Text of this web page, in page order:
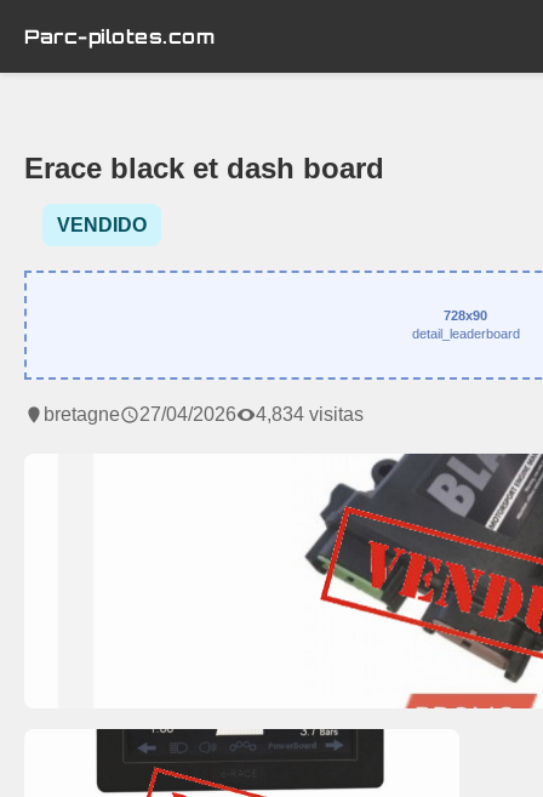
Parc-pilotes.com
Erace black et dash board
VENDIDO
728x90
detail_leaderboard
bretagne 27/04/2026 4,834 visitas